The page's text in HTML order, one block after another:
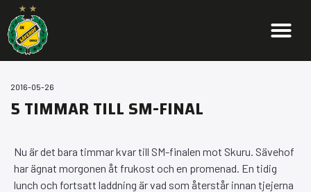
2016-05-26
5 TIMMAR TILL SM-FINAL
Nu är det bara timmar kvar till SM-finalen mot Skuru. Sävehof
har ägnat morgonen åt frukost och en promenad. En tidig
lunch och fortsatt laddning är vad som återstår innan tjejerna